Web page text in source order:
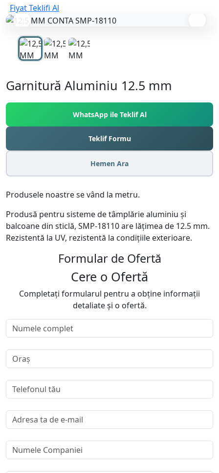
Fiyat Teklifi Al
Garnitură Aluminiu 12.5 mm
WhatsApp ile Teklif Al
Teklif Formu
Hemen Ara
Produsele noastre se vând la metru.
Produsă pentru sisteme de tâmplărie aluminiu și
balcoane din sticlă, SMP-18110 are lățimea de 12.5 mm.
Rezistentă la UV, rezistentă la condițiile exterioare.
Formular de Ofertă
Cere o Ofertă
Completați formularul pentru a obține informații
detaliate și o ofertă.